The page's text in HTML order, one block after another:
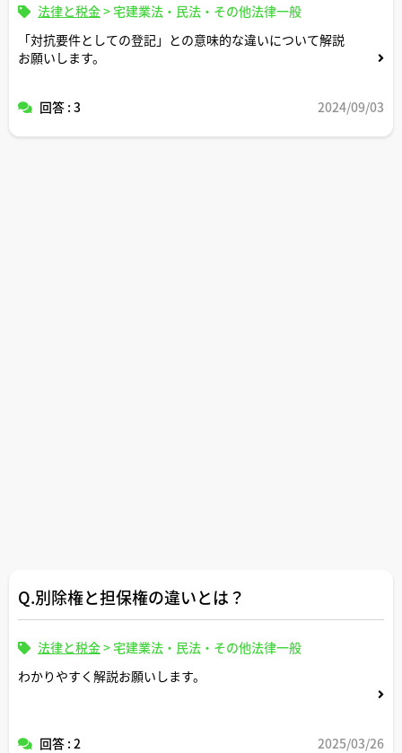
法律と税金>宅建業法・民法・その他法律一般
「対抗要件としての登記」との意味的な違いについて解説
お願いします。
回答 : 3 2024/09/03
Q.別除権と担保権の違いとは？
法律と税金>宅建業法・民法・その他法律一般
わかりやすく解説お願いします。
回答 : 2 2025/03/26